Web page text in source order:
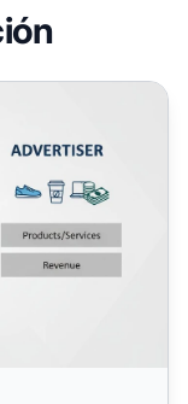
en Publicidad